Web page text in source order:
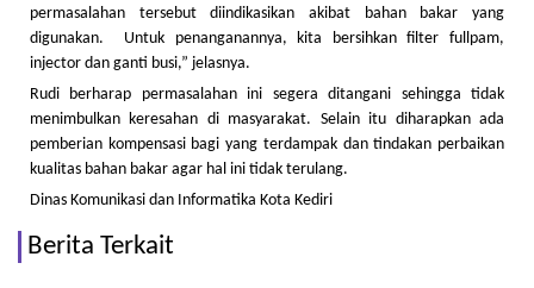
permasalahan tersebut diindikasikan akibat bahan bakar yang
digunakan. Untuk penanganannya, kita bersihkan filter fullpam,
injector dan ganti busi,” jelasnya.
Rudi berharap permasalahan ini segera ditangani sehingga tidak
menimbulkan keresahan di masyarakat. Selain itu diharapkan ada
pemberian kompensasi bagi yang terdampak dan tindakan perbaikan
kualitas bahan bakar agar hal ini tidak terulang.
Dinas Komunikasi dan Informatika Kota Kediri
Berita Terkait